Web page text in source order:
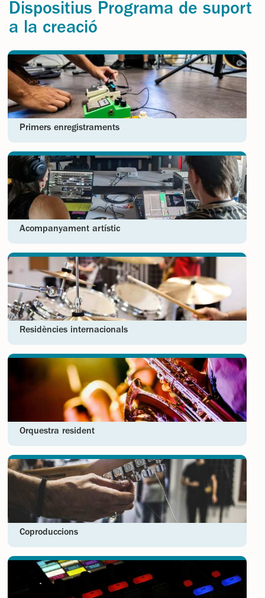
Dispositius Programa de suport
a la creació
Primers enregistraments
Acompanyament artístic
Residències internacionals
Orquestra resident
Coproduccions